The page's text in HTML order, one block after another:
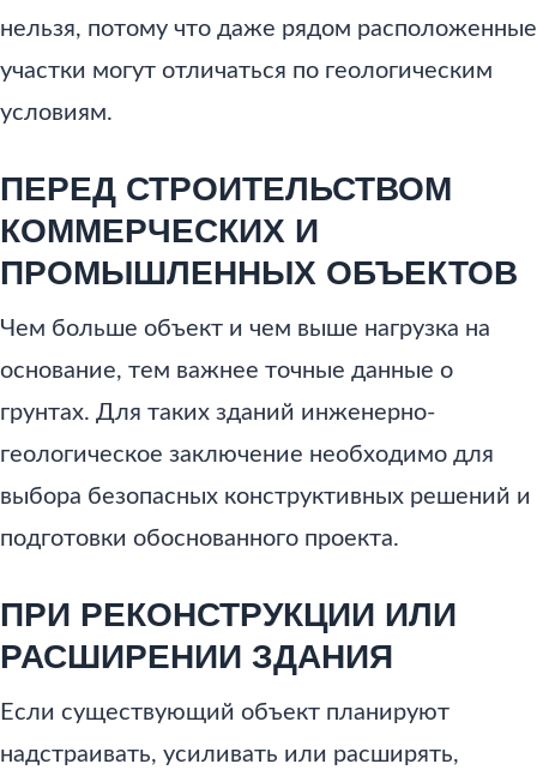
нельзя, потому что даже рядом расположенные
участки могут отличаться по геологическим
условиям.
ПЕРЕД СТРОИТЕЛЬСТВОМ
КОММЕРЧЕСКИХ И
ПРОМЫШЛЕННЫХ ОБЪЕКТОВ
Чем больше объект и чем выше нагрузка на
основание, тем важнее точные данные о
грунтах. Для таких зданий инженерно-
геологическое заключение необходимо для
выбора безопасных конструктивных решений и
подготовки обоснованного проекта.
ПРИ РЕКОНСТРУКЦИИ ИЛИ
РАСШИРЕНИИ ЗДАНИЯ
Если существующий объект планируют
надстраивать, усиливать или расширять,